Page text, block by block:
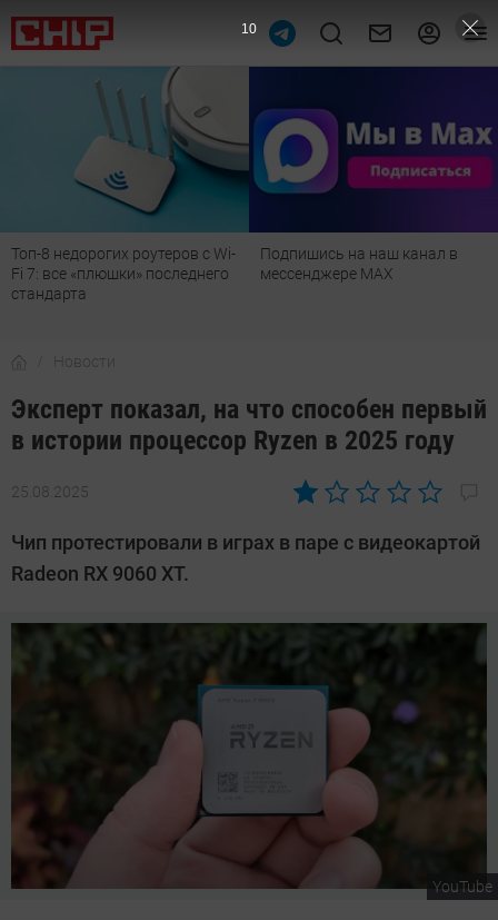
Топ-8 недорогих роутеров с Wi-
Fi 7: все «плюшки» последнего
стандарта
Подпишись на наш канал в
мессенджере МАХ
Новости
Эксперт показал, на что способен первый
в истории процессор Ryzen в 2025 году
25.08.2025
Автор:
Калашников
Чип протестировали в играх в паре с видеокартой
Radeon RX 9060 XT.
YouTube
9